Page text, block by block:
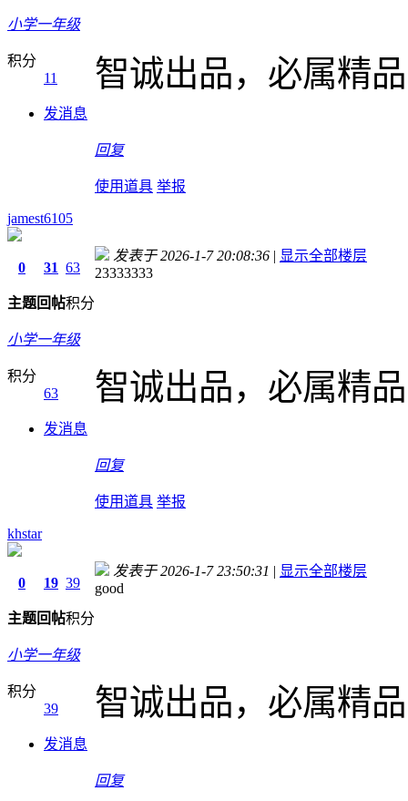
小学一年级
积分
11
发消息
智诚出品，必属精
回复
使用道具 举报
jamest6105
0
主题
31
回帖
63
积分
小学一年级
积分
63
发消息
发表于 2026-1-7 20:08:36 | 显示全部楼层
23333333
智诚出品，必属精
回复
使用道具 举报
khstar
0
主题
19
回帖
39
积分
小学一年级
积分
39
发消息
发表于 2026-1-7 23:50:31 | 显示全部楼层
good
智诚出品，必属精
回复